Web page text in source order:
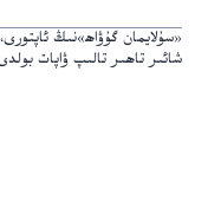
«سۇلايمان گۇۋاھ»نىڭ
شائىر تاھىر تالىپ ۋاپات